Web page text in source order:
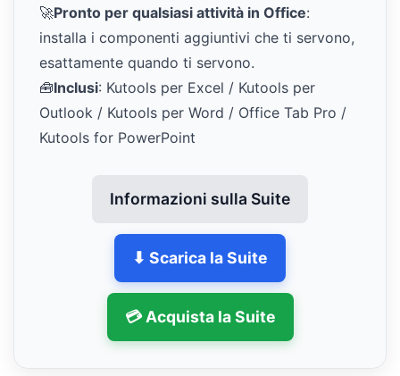
🚀Pronto per qualsiasi attività in Office:
installa i componenti aggiuntivi che ti servono,
esattamente quando ti servono.
🧰Inclusi: Kutools per Excel / Kutools per
Outlook / Kutools per Word / Office Tab Pro /
Kutools for PowerPoint
Informazioni sulla Suite
⬇ Scarica la Suite
💳 Acquista la Suite